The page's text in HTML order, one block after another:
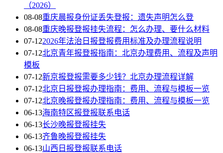
（2026）
08-08重庆晨报身份证丢失登报：遗失声明怎么登
08-08重庆晚报登报挂失流程：怎么办理、要什么材料
07-122026年法治日报登报费用标准及办理流程说明
07-12北京青年报登报指南：北京办理费用、流程及声明
模板
07-12新京报登报需要多少钱？北京办理流程详解
07-12北京日报登报办理指南：费用、流程与模板一览
07-12北京晚报登报办理指南：费用、流程与模板一览
06-13海南特区报登报联系电话
06-13长沙晚报登报挂失
06-13齐鲁晚报登报挂失
06-13山西日报登报联系电话